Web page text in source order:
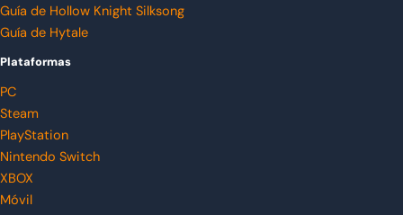
Guía de Hollow Knight Silksong
Guía de Hytale
Plataformas
PC
Steam
PlayStation
Nintendo Switch
XBOX
Móvil